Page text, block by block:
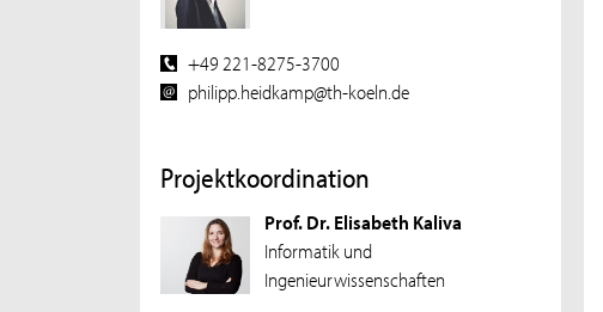
+49 221-8275-3700
philipp.heidkamp@th-koeln.de
Projektkoordination
Prof. Dr. Elisabeth Kaliva
Informatik und
Ingenieurwissenschaften